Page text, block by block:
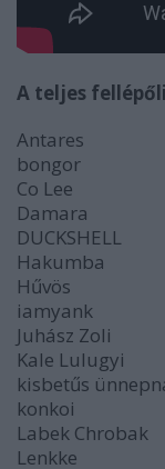
A teljes
Antares
bongor
Co Lee
Damara
DUCKSHELL
Hakumba
Hűvös
iamyank
Juhász Zoli
Kale Lulugyi
kisbetűs
konkoi
Labek Chrobak
Lenkke